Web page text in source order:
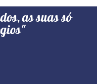
as suas só